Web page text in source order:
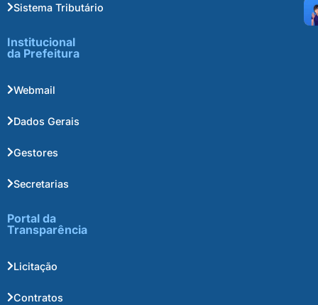
Sistema Tributário
Institucional
da Prefeitura
Webmail
Dados Gerais
Gestores
Secretarias
Portal da
Transparência
Licitação
Contratos